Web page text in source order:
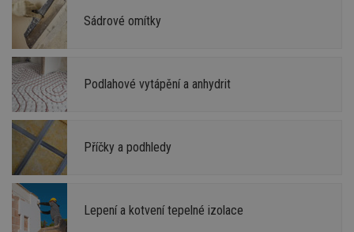
Sádrové omítky
Podlahové vytápění a anhydrit
Příčky a podhledy
Lepení a kotvení tepelné izolace